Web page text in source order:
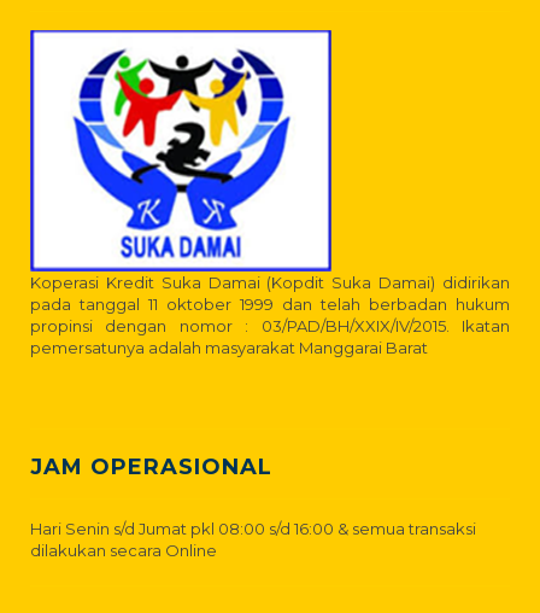
Koperasi Kredit Suka Damai (Kopdit Suka Damai) didirikan
pada tanggal 11 oktober 1999 dan telah berbadan hukum
propinsi dengan nomor : 03/PAD/BH/XXIX/IV/2015. Ikatan
pemersatunya adalah masyarakat Manggarai Barat
JAM OPERASIONAL
Hari Senin s/d Jumat pkl 08:00 s/d 16:00 & semua transaksi
dilakukan secara Online